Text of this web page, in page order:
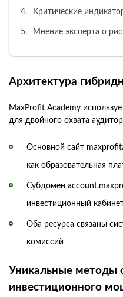
Критические
Мнение эксперта о
Архитектура
MaxProfit Academy
для двойного охвата
Основной сайт
как образовательная
Субдомен
инвестиционный
Оба ресурса связаны
комиссий
Уникальные методы
инвестиционного